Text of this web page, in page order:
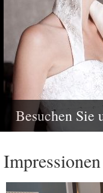
Besuchen Sie